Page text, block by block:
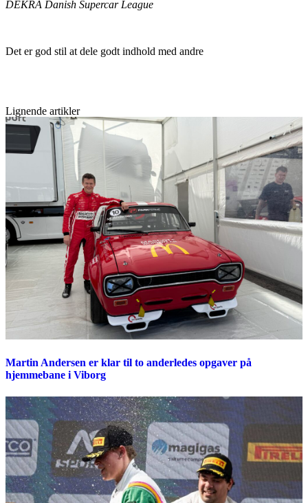
DEKRA Danish Supercar League
Det er god stil at dele godt indhold med andre
Lignende artikler
Martin Andersen er klar til to anderledes opgaver på
hjemmebane i Viborg